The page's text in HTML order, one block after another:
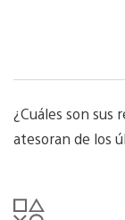
¿Cuáles son sus
atesoran de los